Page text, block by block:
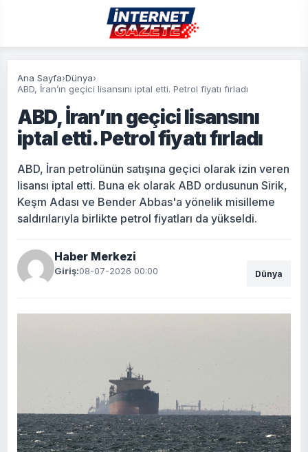
Ana Sayfa›Dünya›
ABD, İran’ın geçici lisansını iptal etti. Petrol fiyatı fırladı
ABD, İran’ın geçici lisansını
iptal etti. Petrol fiyatı fırladı
ABD, İran petrolünün satışına geçici olarak izin veren
lisansı iptal etti. Buna ek olarak ABD ordusunun Sirik,
Keşm Adası ve Bender Abbas'a yönelik misilleme
saldırılarıyla birlikte petrol fiyatları da yükseldi.
Haber Merkezi
Giriş:08-07-2026 00:00 Dünya